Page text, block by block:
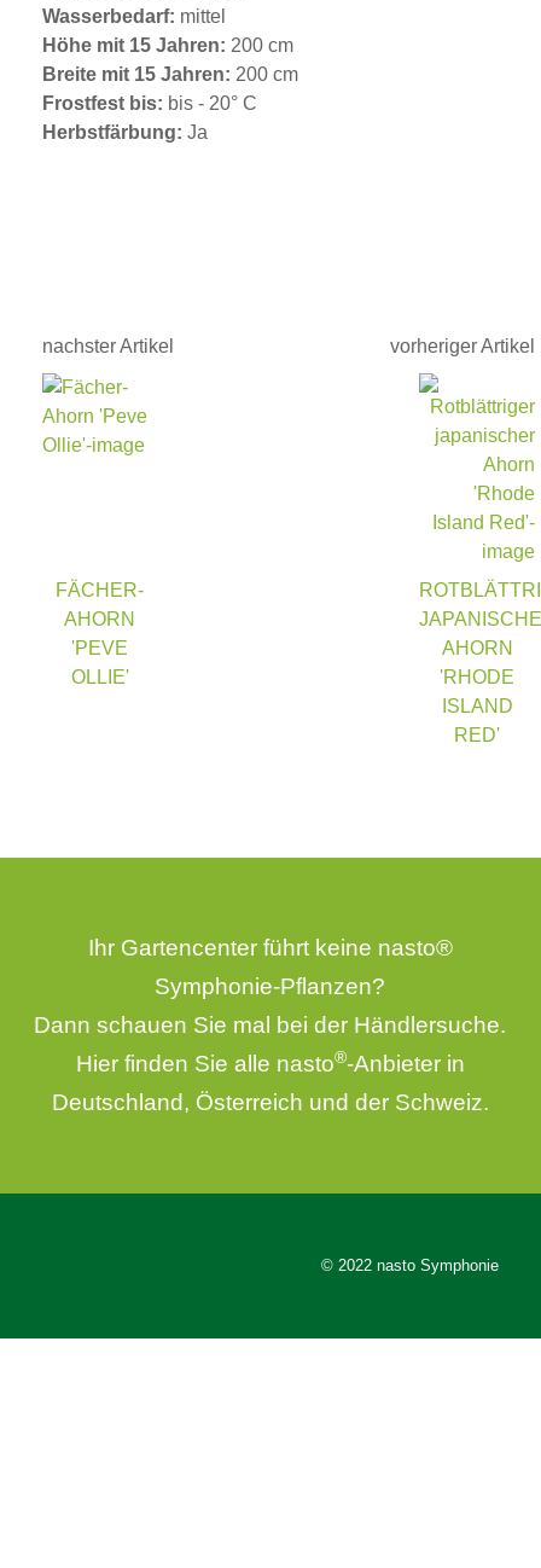
Wasserbedarf: mittel
Höhe mit 15 Jahren: 200 cm
Breite mit 15 Jahren: 200 cm
Frostfest bis: bis - 20° C
Herbstfärbung: Ja
nachster Artikel
FÄCHER-
AHORN
'PEVE
OLLIE'
vorheriger Artikel
AHORN
'RHODE
ISLAND
RED'
Ihr Gartencenter führt keine nasto®
Symphonie-Pflanzen?
Dann schauen Sie mal bei der Händlersuche.
Hier finden Sie alle nasto®-Anbieter in
Deutschland, Österreich und der Schweiz.
© 2022 nasto Symphonie